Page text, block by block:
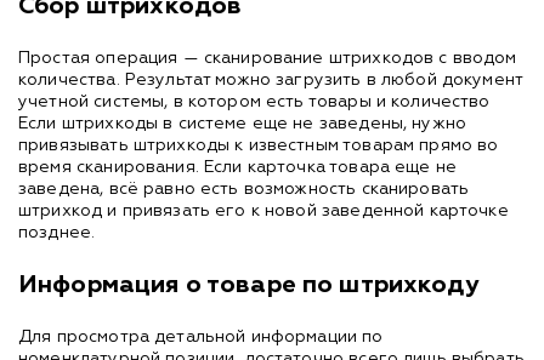
Сбор штрихкодов
Простая операция — сканирование штрихкодов с вводом
количества. Результат можно загрузить в любой документ
учетной системы, в котором есть товары и количество
Если штрихкоды в системе еще не заведены, нужно
привязывать штрихкоды к известным товарам прямо во
время сканирования. Если карточка товара еще не
заведена, всё равно есть возможность сканировать
штрихкод и привязать его к новой заведенной карточке
позднее.
Информация о товаре по штрихкоду
Для просмотра детальной информации по